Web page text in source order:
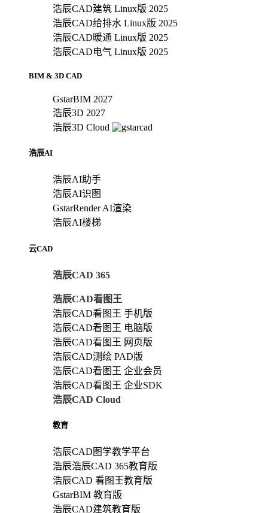
浩辰CAD建筑 Linux版 2025
浩辰CAD给排水 Linux版 2025
浩辰CAD暖通 Linux版 2025
浩辰CAD电气 Linux版 2025
BIM & 3D CAD
GstarBIM 2027
浩辰3D 2027
浩辰3D Cloud
浩辰AI
浩辰AI助手
浩辰AI识图
GstarRender AI渲染
浩辰AI楼梯
云CAD
浩辰CAD 365
浩辰CAD看图王
浩辰CAD看图王 手机版
浩辰CAD看图王 电脑版
浩辰CAD看图王 网页版
浩辰CAD测绘 PAD版
浩辰CAD看图王 企业会员
浩辰CAD看图王 企业SDK
浩辰CAD Cloud
教育
浩辰CAD图学教学平台
浩辰浩辰CAD 365教育版
浩辰CAD 看图王教育版
GstarBIM 教育版
浩辰CAD建筑教育版